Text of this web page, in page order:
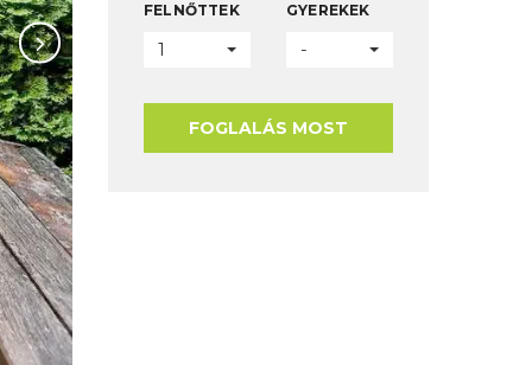
FELNŐTTEK
1
GYEREKEK
-
FOGLALÁS MOST